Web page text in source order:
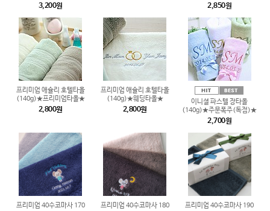
3,200원 2,850원
프리미엄 애슐리 호텔타올
(140g)★프리미엄타올★
2,800원
프리미엄 애슐리 호텔타올
(140g)★웨딩타올★
2,800원
이니셜 파스텔 장타올
(140g)★주문폭주(독점)★
2,700원
프리미엄 40수코마사 170 프리미엄 40수코마사 180 프리미엄 40수코마사 190